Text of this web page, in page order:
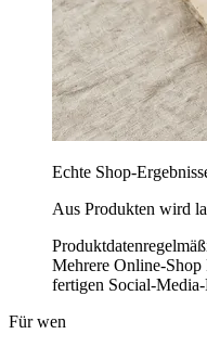
Echte Shop-
Aus Produkten wird
Produktdaten
Mehrere Online-Shop
fertigen Social-Media-
Für wen